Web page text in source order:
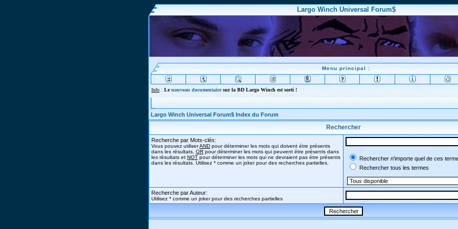
Largo Winch Universal Forum$
Menu principal :
Info : Lenouveau documentairesur la BD Largo Winch est sorti !
Largo Winch Universal Forum$ Index du Forum
Rechercher
Recherche par Mots-clés:
Vous pouvez utiliserAND pour déterminer les mots qui doivent étre présents
dans les résultats, OR pour déterminer les mots qui peuvent étre présents dans
les résultats et NOT pour déterminer les mots qui ne devraient pas étre présents
dans les résultats. Utilisez * comme un joker pour des recherches partielles.
Rechercher n'importe quel de ces
Rechercher tous les termes
Recherche par Auteur:
Utilisez * comme un joker pour des recherches partielles